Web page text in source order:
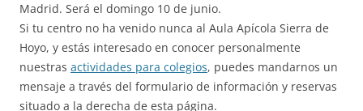
Madrid. Será el domingo 10 de junio.
Si tu centro no ha venido nunca al Aula Apícola Sierra de
Hoyo, y estás interesado en conocer personalmente
nuestras actividades para colegios, puedes mandarnos un
mensaje a través del formulario de información y reservas
situado a la derecha de esta página.